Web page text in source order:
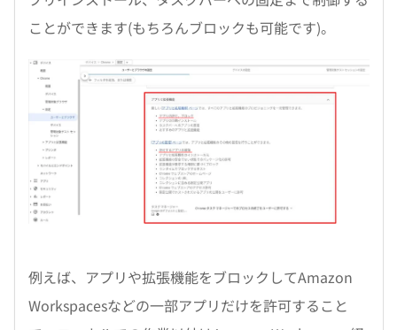
ことができます(もちろんブロックも可能です)。
例えば、アプリや拡張機能をブロックしてAmazon
Workspacesなどの一部アプリだけを許可すること